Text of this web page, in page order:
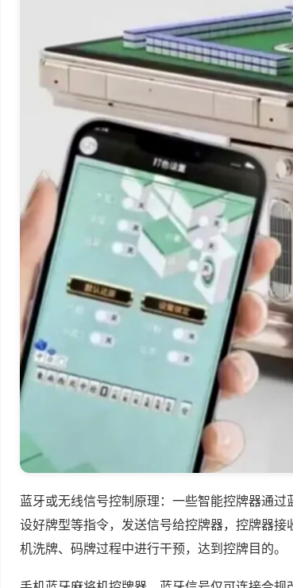
蓝牙或无线信号控制原理：一些智能控牌器通
设好牌型等指令，发送信号给控牌器，控牌器
机洗牌、码牌过程中进行干预，达到控牌目的。